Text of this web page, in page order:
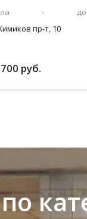
пр-т, 10
руб.